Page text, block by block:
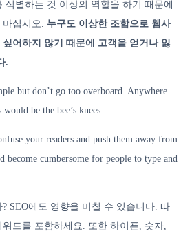
식별하는 것 이상의 역할을 하기 때문에
마십시오. 누구도 이상한 조합으로 웹사
어하지 않기 때문에 고객을 얻거나 잃
.
but don’t go too overboard. Anywhere
be the bee’s knees.
your readers and push them away from
cumbersome for people to type and
SEO에도 영향을 미칠 수 있습니다. 따
드를 포함하세요. 또한 하이픈, 숫자,